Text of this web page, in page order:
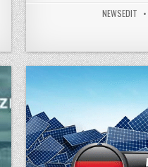
AUTHOR:
NEWSEDIT